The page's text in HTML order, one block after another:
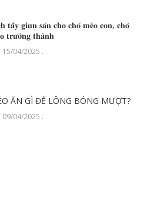
𝐭𝐚̂̉𝐲 𝐠𝐢𝐮𝐧 𝐬𝐚́𝐧 𝐜𝐡𝐨 𝐜𝐡𝐨́ 𝐦𝐞̀𝐨 𝐜𝐨𝐧, 𝐜𝐡𝐨́
𝐭𝐫𝐮̛𝐨̛̉𝐧𝐠 𝐭𝐡𝐚̀𝐧𝐡
15/04/2025 .
ĂN GÌ ĐỂ LÔNG BÓNG MƯỢT?
09/04/2025 .